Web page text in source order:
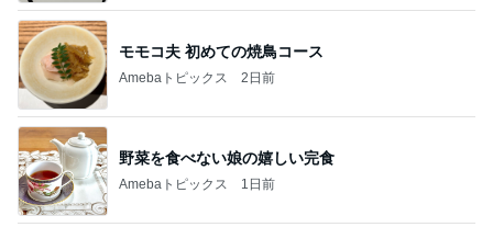
モモコ夫 初めての焼鳥コース
Amebaトピックス 2日前
野菜を食べない娘の嬉しい完食
Amebaトピックス 1日前